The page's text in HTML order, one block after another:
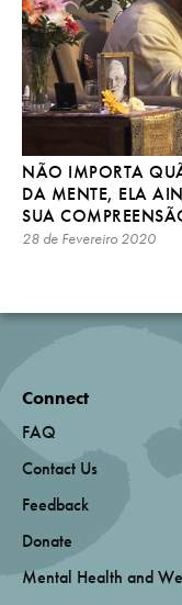
NÃO IMPORTA
DA MENTE, ELA
SUA
28 de Fevereiro 2020
Connect
FAQ
Contact Us
Feedback
Donate
Mental Health and